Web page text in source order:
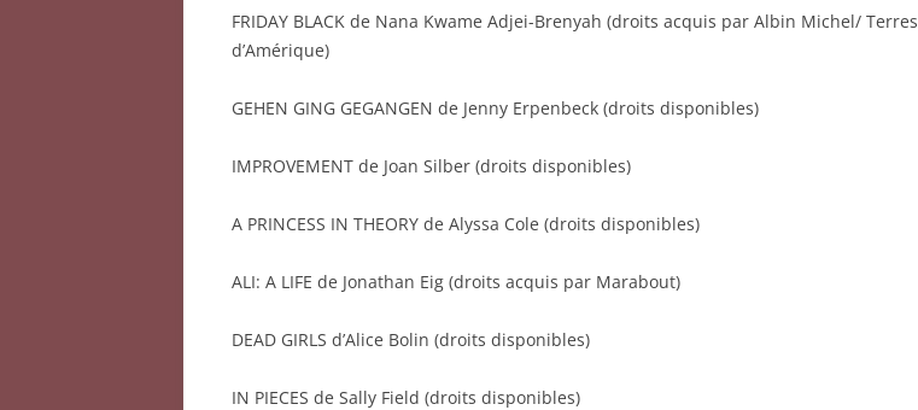
FRIDAY BLACK de Nana Kwame Adjei-Brenyah (droits acquis par Albin Michel/ Terres
d’Amérique)
GEHEN GING GEGANGEN de Jenny Erpenbeck (droits disponibles)
IMPROVEMENT de Joan Silber (droits disponibles)
A PRINCESS IN THEORY de Alyssa Cole (droits disponibles)
ALI: A LIFE de Jonathan Eig (droits acquis par Marabout)
DEAD GIRLS d’Alice Bolin (droits disponibles)
IN PIECES de Sally Field (droits disponibles)